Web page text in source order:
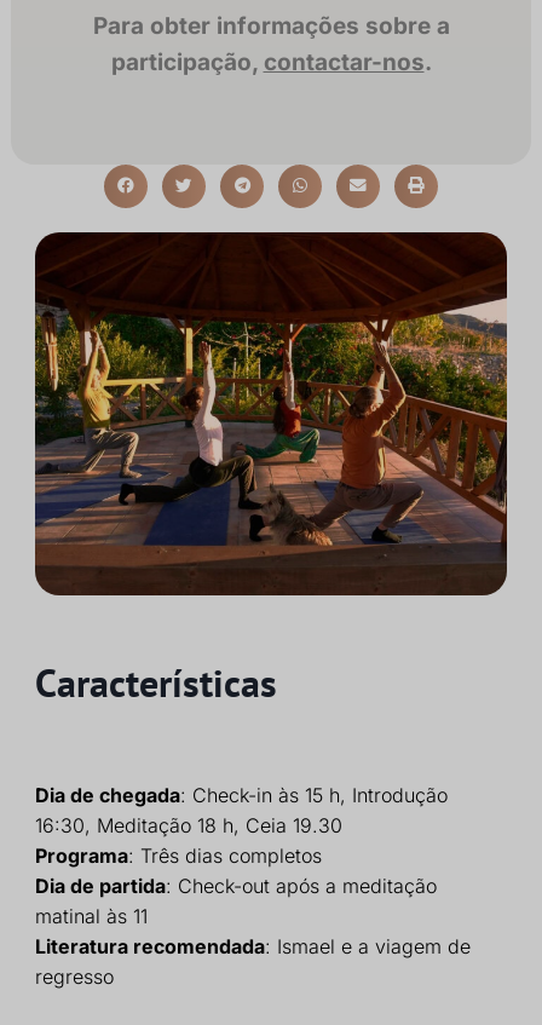
Características
Dia de chegada: Check-in às 15 h, Introdução
16:30, Meditação 18 h, Ceia 19.30
Programa: Três dias completos
Dia de partida: Check-out após a meditação
matinal às 11
Literatura recomendada: Ismael e a viagem de
regresso
Para obter informações sobre a
participação, contactar-nos.